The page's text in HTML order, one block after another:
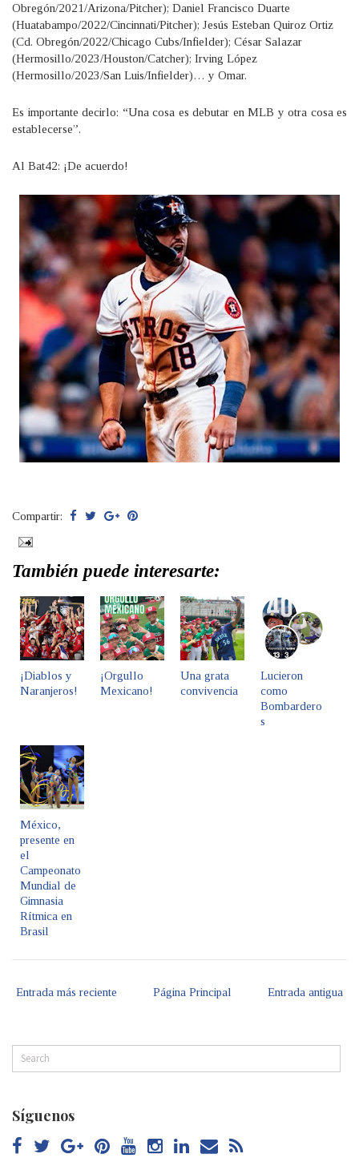
Obregón/2021/Arizona/Pitcher); Daniel Francisco Duarte
(Huatabampo/2022/Cincinnati/Pitcher); Jesús Esteban Quiroz Ortiz
(Cd. Obregón/2022/Chicago Cubs/Infielder); César Salazar
(Hermosillo/2023/Houston/Catcher); Irving López
(Hermosillo/2023/San Luis/Infielder)… y Omar.
Es importante decirlo: “Una cosa es debutar en MLB y otra cosa es
establecerse”.
Al Bat42: ¡De acuerdo!
Compartir:
También puede interesarte:
¡Diablos y
Naranjeros!
¡Orgullo
Mexicano!
Una grata
convivencia
Lucieron
como
Bombardero
s
México,
presente en
el
Campeonato
Mundial de
Gimnasia
Rítmica en
Brasil
Entrada más reciente Entrada antigua
Página Principal
Síguenos